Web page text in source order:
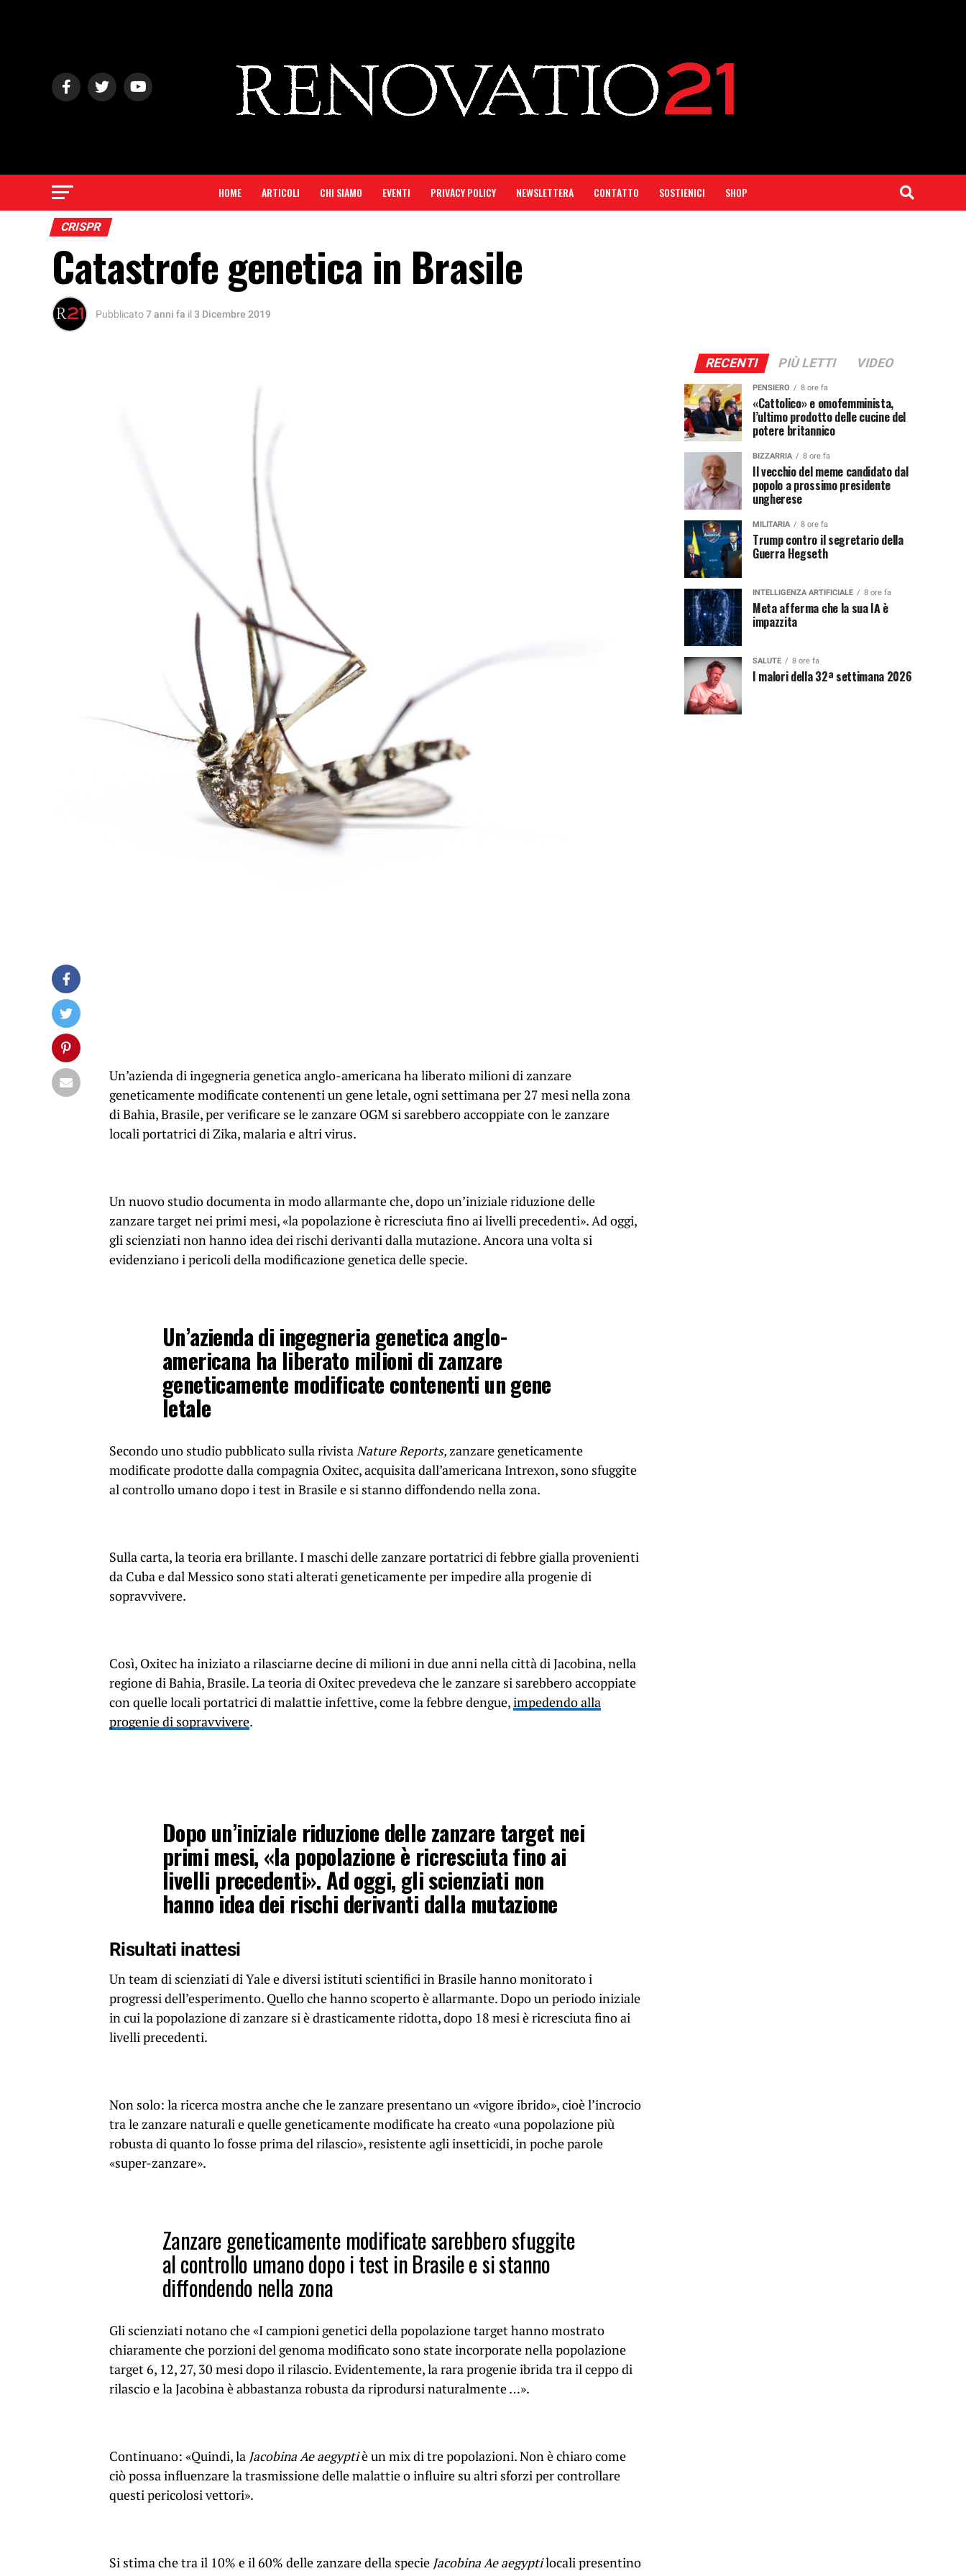
HOME ARTICOLI CHI SIAMO EVENTI PRIVACY POLICY NEWSLETTERA CONTATTO SOSTIENICI SHOP
CRISPR
Catastrofe genetica in Brasile
Pubblicato7 anni fa il3 Dicembre 2019
Un’azienda di ingegneria genetica anglo-americana ha liberato milioni di zanzare
geneticamente modificate contenenti un gene letale, ogni settimana per 27 mesi nella zona
di Bahia, Brasile, per verificare se le zanzare OGM si sarebbero accoppiate con le zanzare
locali portatrici di Zika, malaria e altri virus.
Un nuovo studio documenta in modo allarmante che, dopo un’iniziale riduzione delle
zanzare target nei primi mesi, «la popolazione è ricresciuta fino ai livelli precedenti». Ad oggi,
gli scienziati non hanno idea dei rischi derivanti dalla mutazione. Ancora una volta si
evidenziano i pericoli della modificazione genetica delle specie.
Un’azienda di ingegneria genetica anglo-
americana ha liberato milioni di zanzare
geneticamente modificate contenenti un gene
letale
Secondo uno studio pubblicato sulla rivista Nature Reports, zanzare geneticamente
modificate prodotte dalla compagnia Oxitec, acquisita dall’americana Intrexon, sono sfuggite
al controllo umano dopo i test in Brasile e si stanno diffondendo nella zona.
Sulla carta, la teoria era brillante. I maschi delle zanzare portatrici di febbre gialla provenienti
da Cuba e dal Messico sono stati alterati geneticamente per impedire alla progenie di
sopravvivere.
Così, Oxitec ha iniziato a rilasciarne decine di milioni in due anni nella città di Jacobina, nella
regione di Bahia, Brasile. La teoria di Oxitec prevedeva che le zanzare si sarebbero accoppiate
con quelle locali portatrici di malattie infettive, come la febbre dengue,impedendo alla
progenie di sopravvivere.
Dopo un’iniziale riduzione delle zanzare target nei
primi mesi, «la popolazione è ricresciuta fino ai
livelli precedenti». Ad oggi, gli scienziati non
hanno idea dei rischi derivanti dalla mutazione
Risultati inattesi
Un team di scienziati di Yale e diversi istituti scientifici in Brasile hanno monitorato i
progressi dell’esperimento. Quello che hanno scoperto è allarmante. Dopo un periodo iniziale
in cui la popolazione di zanzare si è drasticamente ridotta, dopo 18 mesi è ricresciuta fino ai
livelli precedenti.
Non solo: la ricerca mostra anche che le zanzare presentano un «vigore ibrido», cioè l’incrocio
tra le zanzare naturali e quelle geneticamente modificate ha creato «una popolazione più
robusta di quanto lo fosse prima del rilascio», resistente agli insetticidi, in poche parole
«super-zanzare».
Zanzare geneticamente modificate sarebbero sfuggite
al controllo umano dopo i test in Brasile e si stanno
diffondendo nella zona
Gli scienziati notano che «I campioni genetici della popolazione target hanno mostrato
chiaramente che porzioni del genoma modificato sono state incorporate nella popolazione
target 6, 12, 27, 30 mesi dopo il rilascio. Evidentemente, la rara progenie ibrida tra il ceppo di
rilascio e la Jacobina è abbastanza robusta da riprodursi naturalmente …».
Continuano: «Quindi, la Jacobina Ae aegyptiè un mix di tre popolazioni. Non è chiaro come
ciò possa influenzare la trasmissione delle malattie o influire su altri sforzi per controllare
questi pericolosi vettori».
Si stima che tra il 10% e il 60% delle zanzare della specie Jacobina Ae aegyptilocali presentino
RECENTI PIÙ LETTI VIDEO
PENSIERO 8 ore fa
«Cattolico» e omofemminista,
l’ultimo prodotto delle cucine del
potere britannico
BIZZARRIA 8 ore fa
Il vecchio del meme candidato dal
popolo a prossimo presidente
ungherese
MILITARIA 8 ore fa
Trump contro il segretario della
Guerra Hegseth
INTELLIGENZA ARTIFICIALE 8 ore fa
Meta afferma che la sua IA è
impazzita
SALUTE 8 ore fa
I malori della 32ª settimana 2026